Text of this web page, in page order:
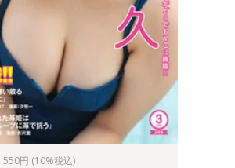
550円 (10%税込)